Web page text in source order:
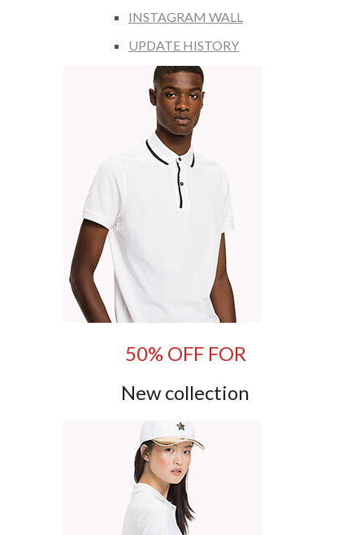
INSTAGRAM WALL
UPDATE HISTORY
50% OFF FOR
New collection